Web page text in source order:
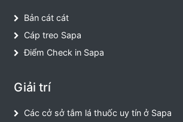
Bản cát cát
Cáp treo Sapa
Điểm Check in Sapa
Giải trí
Các cở sở tắm lá thuốc uy tín ở Sapa